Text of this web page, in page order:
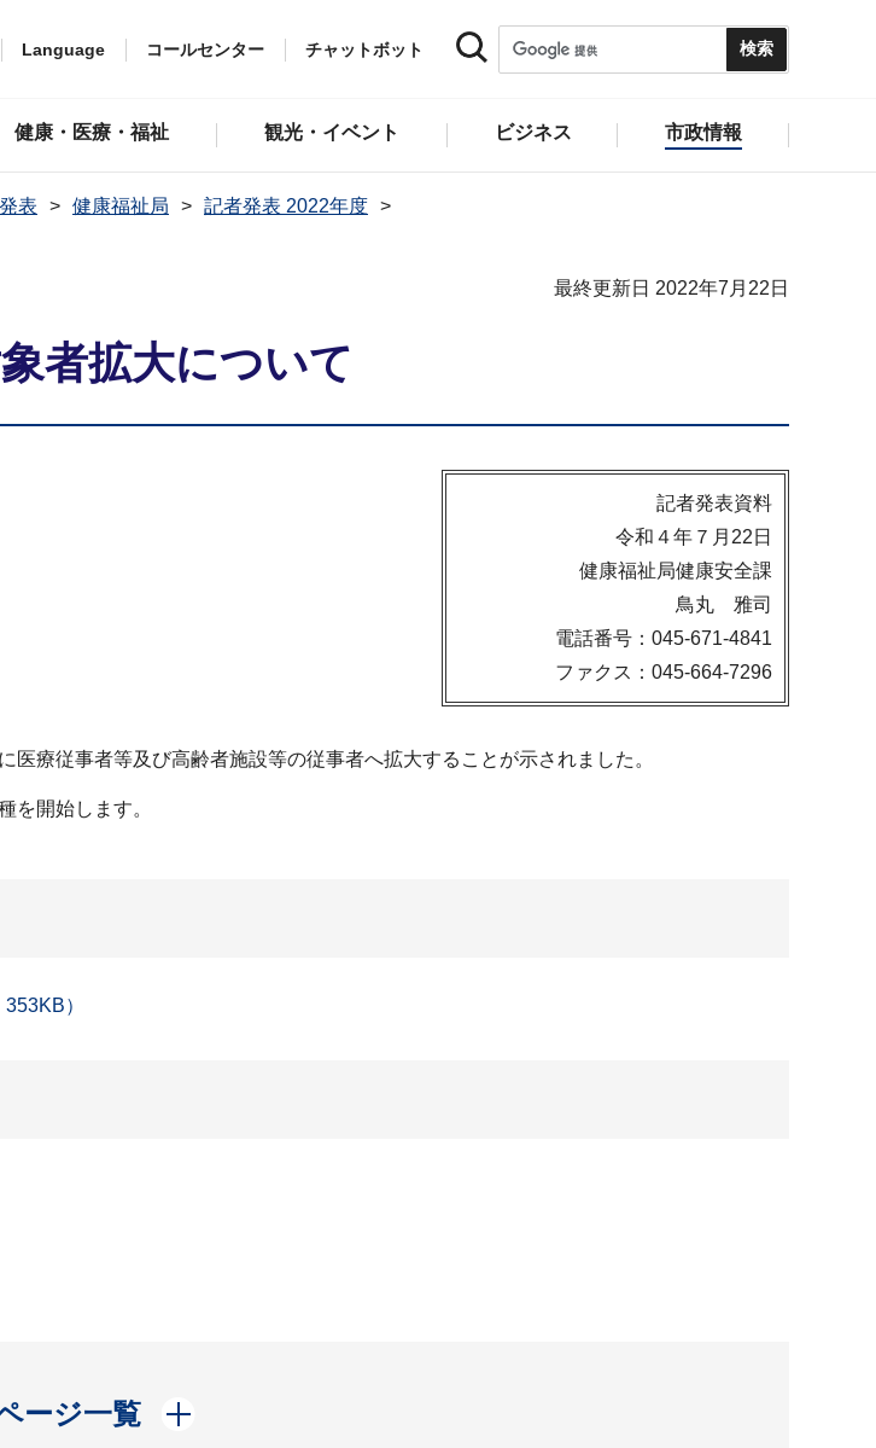
Language コールセンター チャットボット
健康・医療・福祉 観光・イベント ビジネス 市政情報
表 健康福祉局
記者発表 2022年度
最終更新日 2022年7月22日
者拡大について
記者発表資料
令和４年７月22日
健康福祉局健康安全課
鳥丸 雅司
電話番号：045-671-4841
ファクス：045-664-7296
療従事者等及び高齢者施設等の従事者へ拡大することが示されました。
を開始します。
）
ージ一覧
開く